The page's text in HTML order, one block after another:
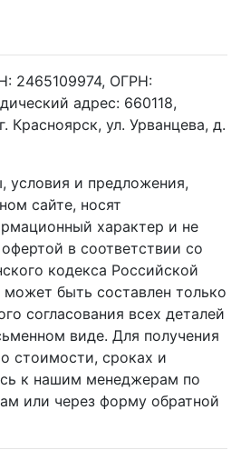
2465109974, ОГРН:
адрес: 660118,
Красноярск, ул. Урванцева, д.
условия и предложения,
сайте, носят
характер и не
в соответствии со
кодекса Российской
быть составлен только
согласования всех деталей
виде. Для получения
стоимости, сроках и
к нашим менеджерам по
или через форму обратной